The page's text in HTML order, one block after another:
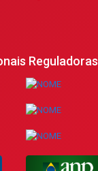
Reguladoras